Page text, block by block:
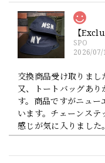
SPO
2026/07/
交換商品受け取りま
又、トートバッグあり
す。商品ですがニュ
います。チェーンス
感じが気に入りまし